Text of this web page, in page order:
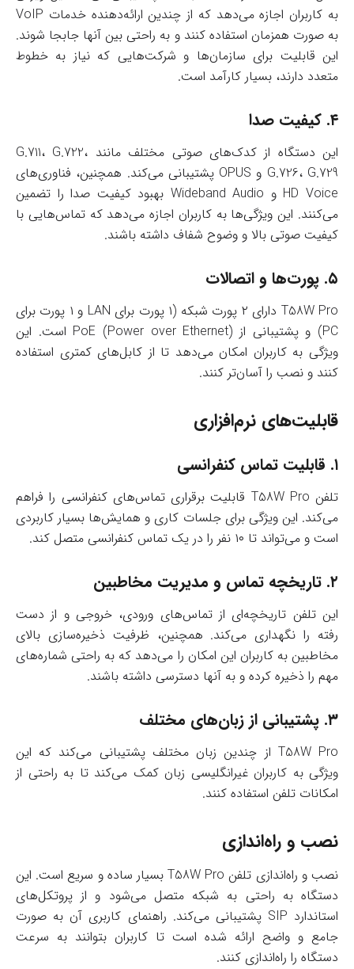
به کاربران اجازه می‌دهد که از چندین ارائه‌دهنده خدمات VoIP
به صورت همزمان استفاده کنند و به راحتی بین آنها جابجا شوند.
این قابلیت برای سازمان‌ها و شرکت‌هایی که نیاز به خطوط
متعدد دارند، بسیار کارآمد است.
۴. کیفیت صدا
این دستگاه از کدک‌های صوتی مختلف مانند G.711، G.722،
G.726، G.729 و OPUS پشتیبانی می‌کند. همچنین، فناوری‌های
HD Voice و Wideband Audio بهبود کیفیت صدا را تضمین
می‌کنند. این ویژگی‌ها به کاربران اجازه می‌دهد که تماس‌هایی با
کیفیت صوتی بالا و وضوح شفاف داشته باشند.
۵. پورت‌ها و اتصالات
T58W Pro دارای ۲ پورت شبکه (۱ پورت برای LAN و ۱ پورت برای
PC) و پشتیبانی از PoE (Power over Ethernet) است. این
ویژگی به کاربران امکان می‌دهد تا از کابل‌های کمتری استفاده
کنند و نصب را آسان‌تر کنند.
قابلیت‌های نرم‌افزاری
۱. قابلیت تماس کنفرانسی
تلفن T58W Pro قابلیت برقراری تماس‌های کنفرانسی را فراهم
می‌کند. این ویژگی برای جلسات کاری و همایش‌ها بسیار کاربردی
است و می‌تواند تا ۱۰ نفر را در یک تماس کنفرانسی متصل کند.
۲. تاریخچه تماس و مدیریت مخاطبین
این تلفن تاریخچه‌ای از تماس‌های ورودی، خروجی و از دست
رفته را نگهداری می‌کند. همچنین، ظرفیت ذخیره‌سازی بالای
مخاطبین به کاربران این امکان را می‌دهد که به راحتی شماره‌های
مهم را ذخیره کرده و به آنها دسترسی داشته باشند.
۳. پشتیبانی از زبان‌های مختلف
T58W Pro از چندین زبان مختلف پشتیبانی می‌کند که این
ویژگی به کاربران غیرانگلیسی زبان کمک می‌کند تا به راحتی از
امکانات تلفن استفاده کنند.
نصب و راه‌اندازی
نصب و راه‌اندازی تلفن T58W Pro بسیار ساده و سریع است. این
دستگاه به راحتی به شبکه متصل می‌شود و از پروتکل‌های
استاندارد SIP پشتیبانی می‌کند. راهنمای کاربری آن به صورت
جامع و واضح ارائه شده است تا کاربران بتوانند به سرعت
دستگاه را راه‌اندازی کنند.